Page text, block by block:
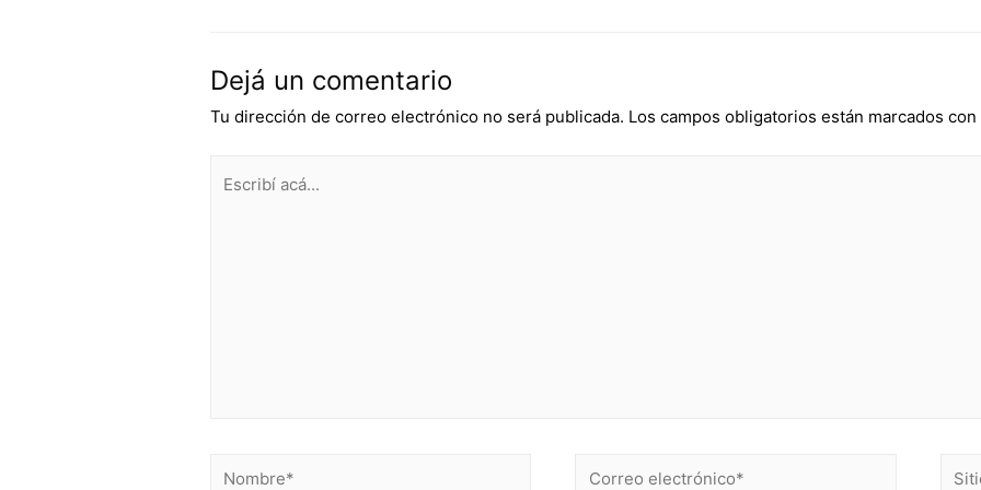
Dejá un comentario
Tu dirección de correo electrónico no será publicada. Los campos obligatorios están marcados con